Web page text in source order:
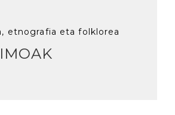
etnografia eta folklorea